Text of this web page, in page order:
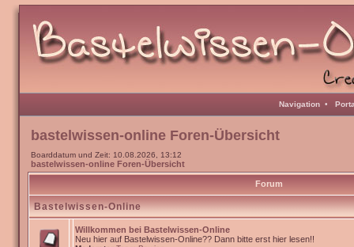
Navigation •
bastelwissen-online Foren-Übersicht
Boarddatum und Zeit: 10.08.2026, 13:12
bastelwissen-online Foren-Übersicht
Forum
Bastelwissen-Online
Willkommen bei Bastelwissen-Online
Neu hier auf Bastelwissen-Online?? Dann bitte erst hier lesen!!